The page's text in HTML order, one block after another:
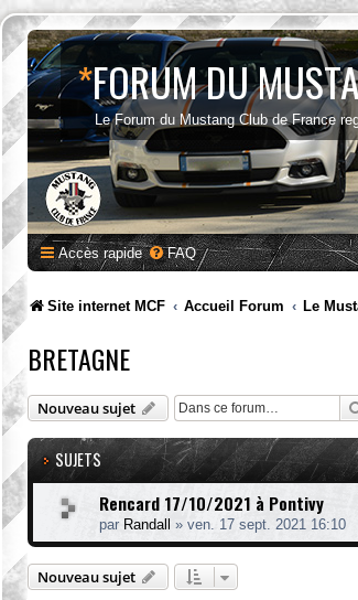
*FORUM DU
Le Forum du Mustang Club de France
Accès rapide FAQ
Site internet MCF Accueil Forum Le
BRETAGNE
Nouveau sujet
SUJETS
Rencard 17/10/2021 à Pontivy
par Randall » ven. 17 sept. 2021 16:10
Nouveau sujet